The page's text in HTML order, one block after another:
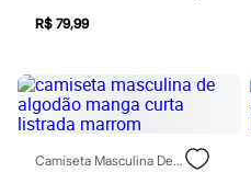
Perfumes árabes
Condicionador
Escovas e Pentes
Finalizadores
Tratamento
R$ 79,99
Camiseta Masculina De Algodão Manga Curta Listrada Marrom